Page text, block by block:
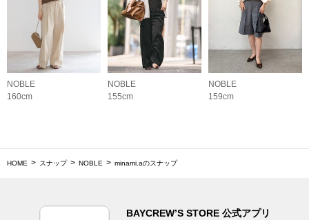
NOBLE
160cm
NOBLE
155cm
NOBLE
159cm
HOME スナップ NOBLE minami.aのスナップ
BAYCREW’S STORE 公式アプリ